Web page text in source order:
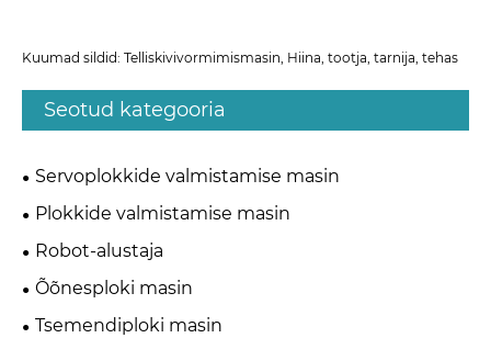
Kuumad sildid: Telliskivivormimismasin, Hiina, tootja, tarnija, tehas
Seotud kategooria
Servoplokkide valmistamise masin
Plokkide valmistamise masin
Robot-alustaja
Õõnesploki masin
Tsemendiploki masin